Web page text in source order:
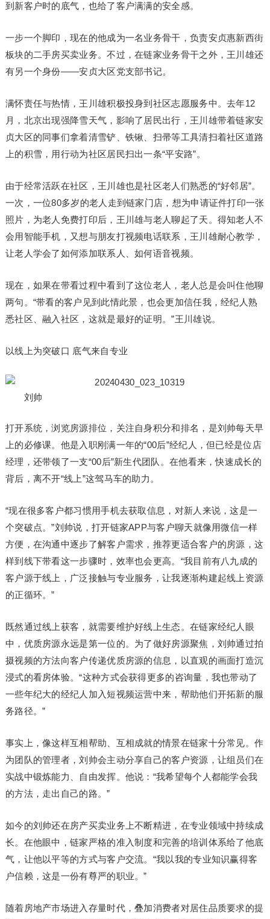
到新客户时的底气，也给了客户满满的安全感。
一步一个脚印，现在的他成为一名业务骨干，负责安贞惠新西街
板块的二手房买卖业务。不过，在链家业务骨干之外，王川雄还
有另一个身份——安贞大区党支部书记。
满怀责任与热情，王川雄积极投身到社区志愿服务中。去年12
月，北京出现强降雪天气，影响了居民出行，王川雄带着链家安
贞大区的同事们拿着清雪铲、铁锹、扫帚等工具清扫着社区道路
上的积雪，用行动为社区居民扫出一条“平安路”。
由于经常活跃在社区，王川雄也是社区老人们熟悉的“好邻居”。
一次，一位80多岁的老人走到链家门店，想为申请证件打印一张
照片，为老人免费打印后，王川雄与老人聊起了天。得知老人不
会用智能手机，又想与朋友打视频电话联系，王川雄耐心教学，
让老人学会了如何添加联系人、如何语音视频。
现在，如果在带看过程中看到了这位老人，老人总是会叫住他聊
两句。“带看的客户见到此情此景，也会更加信任我，经纪人熟
悉社区、融入社区，这就是最好的证明。”王川雄说。
以线上为突破口 底气来自专业
刘帅
打开系统，浏览房源排位，关注自身积分和排名，是刘帅每天早
上的必修课。他是入职刚满一年的“00后”经纪人，但已经是位店
经理，还带领了一支“00后”新生代团队。在他看来，快速成长的
背后，离不开“线上”这驾马车的助力。
“现在很多客户都习惯用手机去获取信息，对新人来说，这是一
个突破点。”刘帅说，打开链家APP与客户聊天就像用微信一样
方便，在沟通中逐步了解客户需求，推荐更适合客户的房源，这
样到线下带看这一步骤时，效率也会更高。“我目前有八九成的
客户源于线上，广泛接触与专业服务，让我逐渐构建起线上资源
的正循环。”
既然通过线上获客，就需要维护好线上生态。在链家经纪人眼
中，优质房源永远是第一位的。为了做好房源聚焦，刘帅通过拍
摄视频的方法向客户传递优质房源的信息，以直观的画面打造沉
浸式的看房体验。“这种方式会获得更多的咨询量，我也带动了
一些年纪大的经纪人加入短视频运营中来，帮助他们开拓新的服
务路径。”
事实上，像这样互相帮助、互相成就的情景在链家十分常见。作
为团队的管理者，刘帅会主动分享自己的客户资源，让组员们在
实战中锻炼能力、自由发挥。他说：“我希望每个人都能学会我
的方法，走出自己的路。”
如今的刘帅还在房产买卖业务上不断精进，在专业领域中持续成
长。在他眼中，链家严格的准入制度和完善的培训体系给了他底
气，让他以平等的方式与客户交流。“我以我的专业知识赢得客
户信赖，这是一份有尊严的职业。”
随着房地产市场进入存量时代，叠加消费者对居住品质要求的提